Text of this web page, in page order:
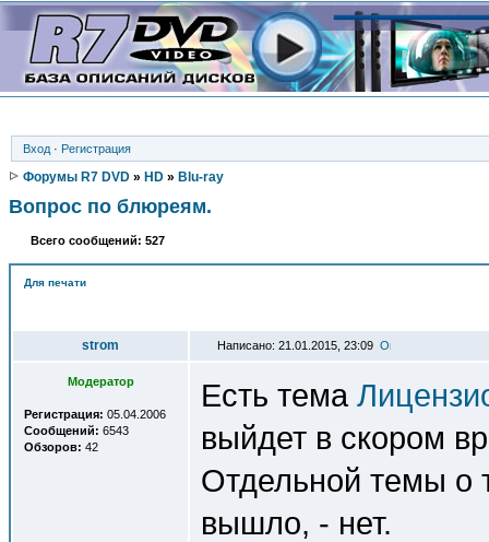
Вход · Регистрация
Форумы R7 DVD » HD » Blu-ray
Вопрос по блюреям.
Всего сообщений: 527
Для печати
strom Написано: 21.01.2015, 23:09
Модератор
Регистрация: 05.04.2006
Сообщений: 6543
Обзоров: 42
Есть тема
выйдет в скором
Отдельной темы о
вышло, - нет.